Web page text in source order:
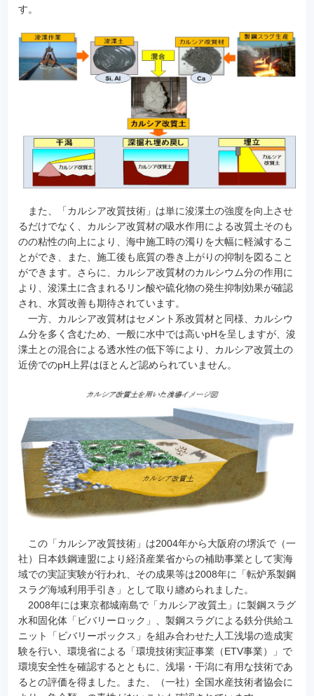
す。
また、「カルシア改質技術」は単に浚渫土の強度を向上させ
るだけでなく、カルシア改質材の吸水作用による改質土そのも
のの粘性の向上により、海中施工時の濁りを大幅に軽減するこ
とができ、また、施工後も底質の巻き上がりの抑制を図ること
ができます。さらに、カルシア改質材のカルシウム分の作用に
より、浚渫土に含まれるリン酸や硫化物の発生抑制効果が確認
され、水質改善も期待されています。
一方、カルシア改質材はセメント系改質材と同様、カルシウ
ム分を多く含むため、一般に水中では高いpHを呈しますが、浚
渫土との混合による透水性の低下等により、カルシア改質土の
近傍でのpH上昇はほとんど認められていません。
この「カルシア改質技術」は2004年から大阪府の堺浜で（一
社）日本鉄鋼連盟により経済産業省からの補助事業として実海
域での実証実験が行われ、その成果等は2008年に「転炉系製鋼
スラグ海域利用手引き」として取り纏められました。
2008年には東京都城南島で「カルシア改質土」に製鋼スラグ
水和固化体「ビバリーロック」、製鋼スラグによる鉄分供給ユ
ニット「ビバリーボックス」を組み合わせた人工浅場の造成実
験を行い、環境省による「環境技術実証事業（ETV事業）」で
環境安全性を確認するとともに、浅場・干潟に有用な技術であ
るとの評価を得ました。また、（一社）全国水産技術者協会に